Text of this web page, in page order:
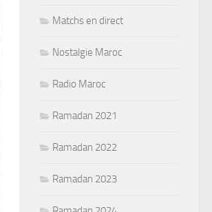
Matchs en direct
Nostalgie Maroc
Radio Maroc
Ramadan 2021
Ramadan 2022
Ramadan 2023